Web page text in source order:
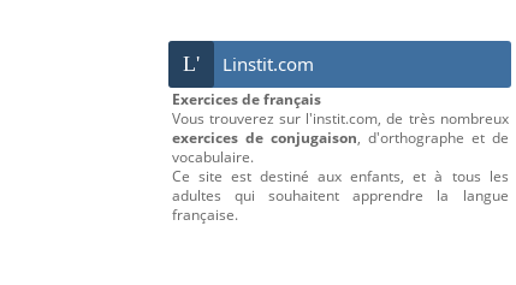
L' Linstit.com
Exercices de français
Vous trouverez sur l'instit.com, de très nombreux
exercices de conjugaison, d'orthographe et de
vocabulaire.
Ce site est destiné aux enfants, et à tous les
adultes qui souhaitent apprendre la langue
française.